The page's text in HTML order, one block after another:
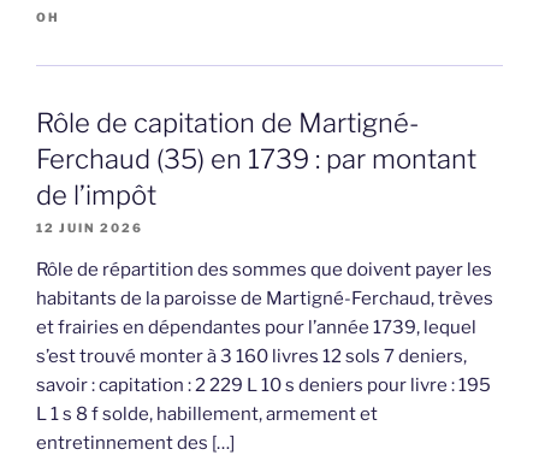
OH
Rôle de capitation de Martigné-
Ferchaud (35) en 1739 : par montant
de l’impôt
12 JUIN 2026
Rôle de répartition des sommes que doivent payer les
habitants de la paroisse de Martigné-Ferchaud, trèves
et frairies en dépendantes pour l’année 1739, lequel
s’est trouvé monter à 3 160 livres 12 sols 7 deniers,
savoir : capitation : 2 229 L 10 s deniers pour livre : 195
L 1 s 8 f solde, habillement, armement et
entretinnement des […]